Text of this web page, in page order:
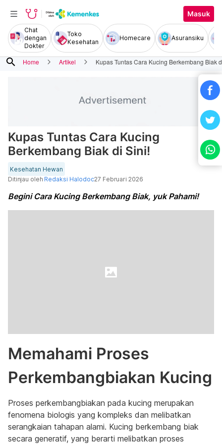
Masuk
Chat
dengan
Dokter
Toko
Kesehatan
Homecare Asuransiku
search Home Artikel Kupas Tuntas Cara Kucing Berkembang Biak
Kupas Tuntas Cara Kucing
Berkembang Biak di Sini!
Kesehatan Hewan
Ditinjau oleh Redaksi Halodoc27 Februari 2026
Begini Cara Kucing Berkembang Biak, yuk Pahami!
Memahami Proses
Perkembangbiakan Kucing
Proses perkembangbiakan pada kucing merupakan
fenomena biologis yang kompleks dan melibatkan
serangkaian tahapan alami. Kucing berkembang biak
secara generatif, yang berarti melibatkan proses